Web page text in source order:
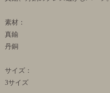
素材：
真鍮
丹銅
サイズ：
3サイズ